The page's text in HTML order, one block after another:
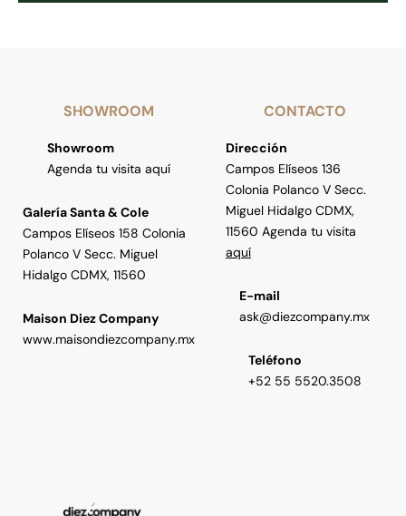
SHOWROOM
Showroom
Agenda tu visita aquí
Galería Santa & Cole
Campos Elíseos 158 Colonia
Polanco V Secc. Miguel
Hidalgo CDMX, 11560
Maison Diez Company
www.maisondiezcompany.mx
CONTACTO
Dirección
Campos Elíseos 136
Colonia Polanco V Secc.
Miguel Hidalgo CDMX,
11560 Agenda tu visita
aquí
E-mail
ask@diezcompany.mx
Teléfono
+52 55 5520.3508